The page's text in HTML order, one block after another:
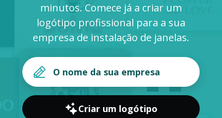
INICIAR SESSÃO
minutos. Comece já a criar um
logótipo profissional para a sua
empresa de instalação de janelas.
Criar um logótipo